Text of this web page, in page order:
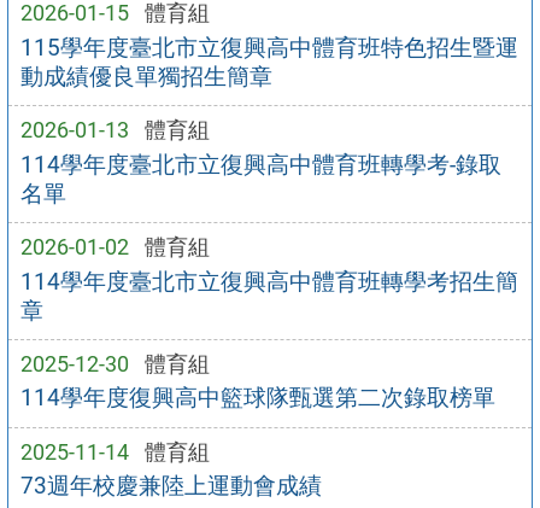
2026-01-15 體育組
115學年度臺北市立復興高中體育班特色招生暨運
動成績優良單獨招生簡章
2026-01-13 體育組
114學年度臺北市立復興高中體育班轉學考-錄取
名單
2026-01-02 體育組
114學年度臺北市立復興高中體育班轉學考招生簡
章
2025-12-30 體育組
114學年度復興高中籃球隊甄選第二次錄取榜單
2025-11-14 體育組
73週年校慶兼陸上運動會成績